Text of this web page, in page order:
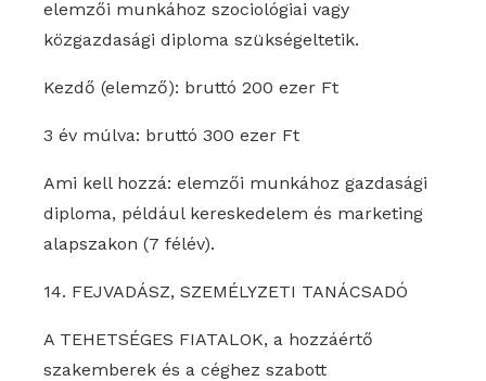
elemzői munkához szociológiai vagy
közgazdasági diploma szükségeltetik.
Kezdő (elemző): bruttó 200 ezer Ft
3 év múlva: bruttó 300 ezer Ft
Ami kell hozzá: elemzői munkához gazdasági
diploma, például kereskedelem és marketing
alapszakon (7 félév).
14. FEJVADÁSZ, SZEMÉLYZETI TANÁCSADÓ
A TEHETSÉGES FIATALOK, a hozzáértő
szakemberek és a céghez szabott